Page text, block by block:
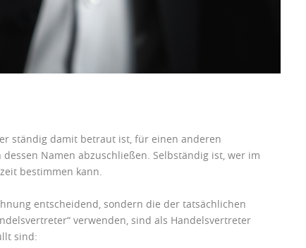
ständig damit betraut ist, für einen anderen
Namen abzuschließen. Selbständig ist, wer im
bestimmen kann.
entscheidend, sondern die der tatsächlichen
verwenden, sind als Handelsvertreter
sind: